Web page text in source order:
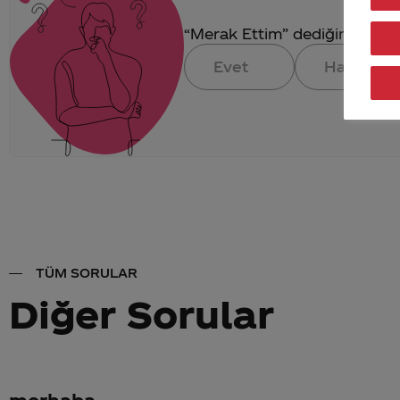
“Merak Ettim” dediğin
Evet
Hayır
TÜM SORULAR
Diğer Sorular